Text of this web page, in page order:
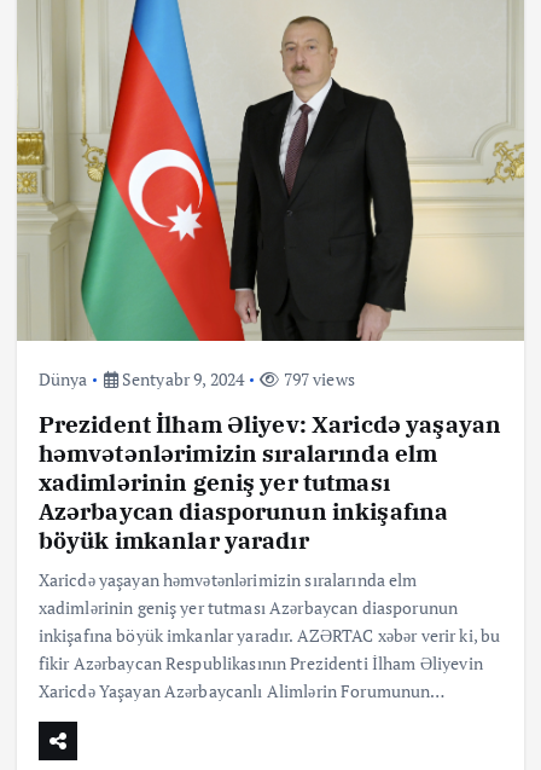
Dünya Sentyabr 9, 2024 797 views
Prezident İlham Əliyev: Xaricdə yaşayan
həmvətənlərimizin sıralarında elm
xadimlərinin geniş yer tutması
Azərbaycan diasporunun inkişafına
böyük imkanlar yaradır
Xaricdə yaşayan həmvətənlərimizin sıralarında elm
xadimlərinin geniş yer tutması Azərbaycan diasporunun
inkişafına böyük imkanlar yaradır. AZƏRTAC xəbər verir ki, bu
fikir Azərbaycan Respublikasının Prezidenti İlham Əliyevin
Xaricdə Yaşayan Azərbaycanlı Alimlərin Forumunun…